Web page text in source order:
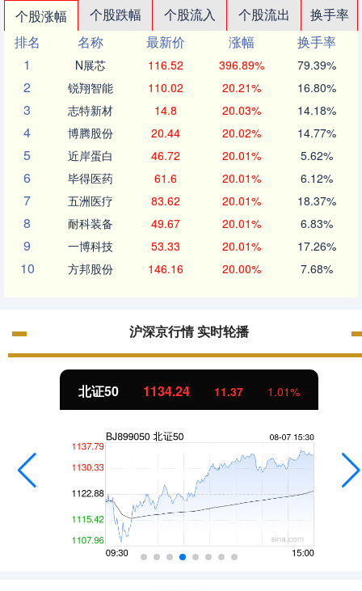
个股涨幅 个股跌幅 个股流入 个股流出
换手率
排名
名称 最新价 涨幅
换手率
1
N展芯 116.52 396.89% 79.39%
2 锐翔智能 110.02 20.21% 16.80%
3 志特新材 14.8 20.03% 14.18%
4 博腾股份 20.44 20.02% 14.77%
5 近岸蛋白 46.72 20.01% 5.62%
6 毕得医药 61.6 20.01% 6.12%
7 五洲医疗 83.62 20.01% 18.37%
8 耐科装备 49.67 20.01% 6.83%
9 一博科技 53.33 20.01% 17.26%
10 方邦股份 146.16 20.00% 7.68%
沪深京行情 实时轮播
北证50 1134.24 11.37 1.01%